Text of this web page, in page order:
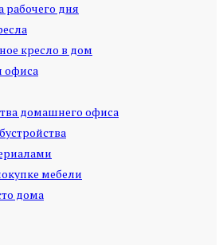
рабочего дня
кресло в дом
офиса
домашнего офиса
мебели
дома